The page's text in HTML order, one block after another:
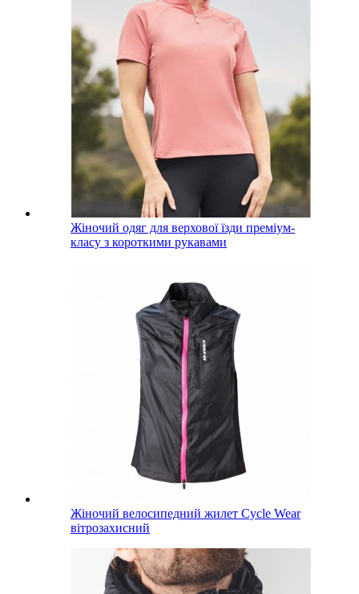
Жіночий одяг для верхової їзди преміум-
класу з короткими рукавами
Жіночий велосипедний жилет Cycle Wear
вітрозахисний